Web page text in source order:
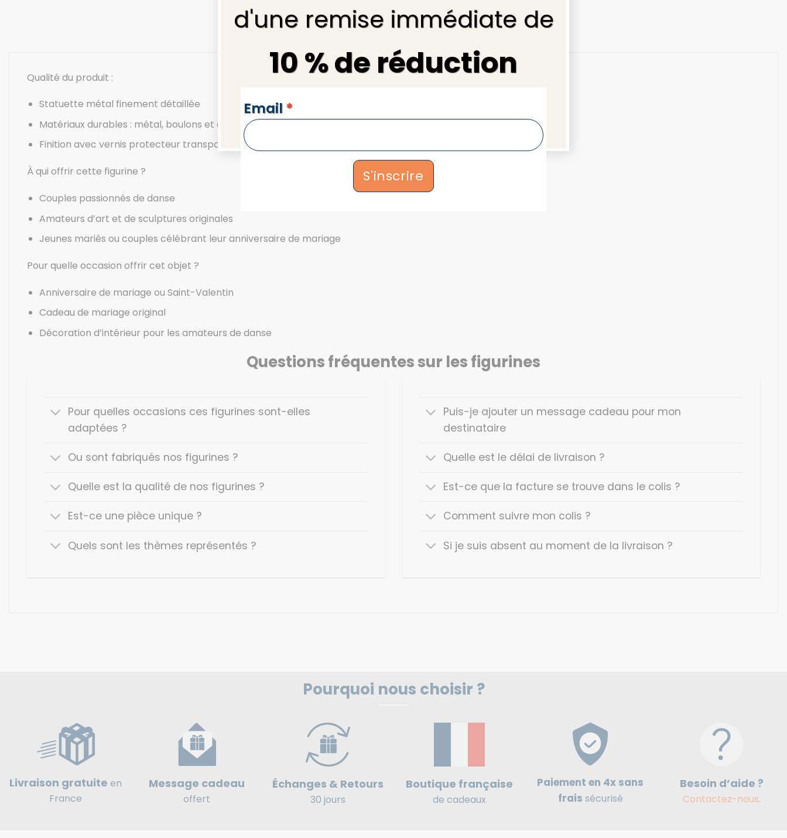
d'une remise immédiate de
10 % de réduction
NEWSLETTERS
Email *
S'inscrire
Qualité du produit :
Statuette métal finement détaillée
Matériaux durables : métal, boulons et écrous
Finition avec vernis protecteur transparent
À qui offrir cette figurine ?
Couples passionnés de danse
Amateurs d’art et de sculptures originales
Jeunes mariés ou couples célébrant leur anniversaire de mariage
Pour quelle occasion offrir cet objet ?
Anniversaire de mariage ou Saint-Valentin
Cadeau de mariage original
Décoration d’intérieur pour les amateurs de danse
Questions fréquentes sur les figurines
Pour quelles occasions ces figurines sont-elles
adaptées ?
Ou sont fabriqués nos figurines ?
Quelle est la qualité de nos figurines ?
Est-ce une pièce unique ?
Quels sont les thèmes représentés ?
Puis-je ajouter un message cadeau pour mon
destinataire
Quelle est le délai de livraison ?
Est-ce que la facture se trouve dans le colis ?
Comment suivre mon colis ?
Si je suis absent au moment de la livraison ?
Pourquoi nous choisir ?
Livraison gratuite en
France
Message cadeau
offert
Échanges & Retours
30 jours
Boutique française
de cadeaux
Paiement en 4x sans
frais sécurisé
Besoin d’aide ?
Contactez-nous.